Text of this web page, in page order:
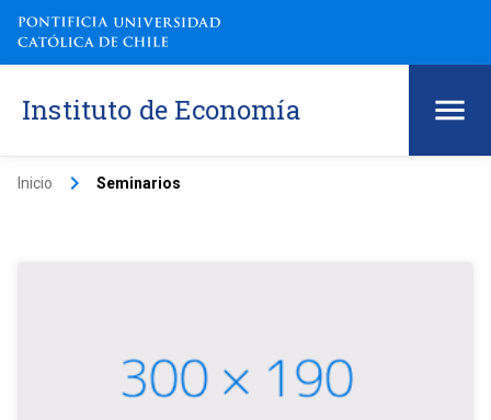
Instituto de Economía
Inicio keyboard_arrow_right Seminarios